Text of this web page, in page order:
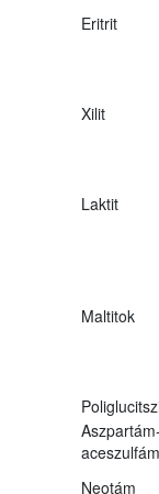
Eritrit
Xilit
Laktit
Maltitok
Aszpartám-
Neotám